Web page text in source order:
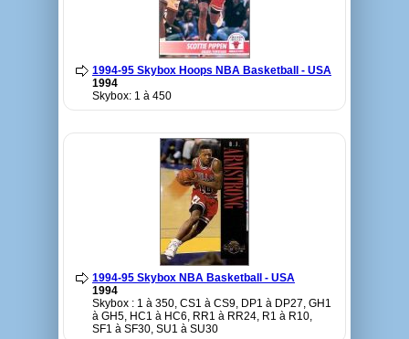
1994-95 Skybox Hoops NBA Basketball - USA
1994
Skybox: 1 à 450
1994-95 Skybox NBA Basketball - USA
1994
Skybox : 1 à 350, CS1 à CS9, DP1 à DP27, GH1
à GH5, HC1 à HC6, RR1 à RR24, R1 à R10,
SF1 à SF30, SU1 à SU30